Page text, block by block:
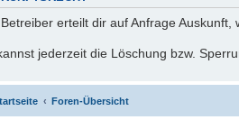
erteilt dir auf Anfrage Auskunft,
jederzeit die Löschung bzw.
Foren-Übersicht